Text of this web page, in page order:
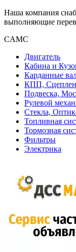
Наша компания
выполняющие
CAMC
Двигатель
Кабина и
Карданные
КПП,
Подвеска,
Рулевой
Стекла,
Топливная
Тормозная
Фильтры
Электрика